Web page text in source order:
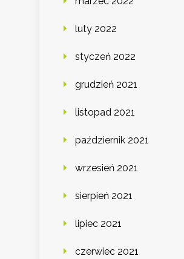
luty 2022
styczeń 2022
grudzień 2021
listopad 2021
październik 2021
wrzesień 2021
sierpień 2021
lipiec 2021
czerwiec 2021